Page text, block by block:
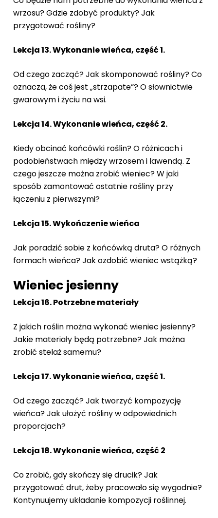
wrzosu? Gdzie zdobyć produkty? Jak
przygotować rośliny?
Lekcja 13. Wykonanie wieńca, część 1.
Od czego zacząć? Jak skomponować rośliny? Co
oznacza, że coś jest „strzapate”? O słownictwie
gwarowym i życiu na wsi.
Lekcja 14. Wykonanie wieńca, część 2.
Kiedy obcinać końcówki roślin? O różnicach i
podobieństwach między wrzosem i lawendą. Z
czego jeszcze można zrobić wieniec? W jaki
sposób zamontować ostatnie rośliny przy
łączeniu z pierwszymi?
Lekcja 15. Wykończenie wieńca
Jak poradzić sobie z końcówką druta? O różnych
formach wieńca? Jak ozdobić wieniec wstążką?
Wieniec jesienny
Lekcja 16. Potrzebne materiały
Z jakich roślin można wykonać wieniec jesienny?
Jakie materiały będą potrzebne? Jak można
zrobić stelaż samemu?
Lekcja 17. Wykonanie wieńca, część 1.
Od czego zacząć? Jak tworzyć kompozycję
wieńca? Jak ułożyć rośliny w odpowiednich
proporcjach?
Lekcja 18. Wykonanie wieńca, część 2
Co zrobić, gdy skończy się drucik? Jak
przygotować drut, żeby pracowało się wygodnie?
Kontynuujemy układanie kompozycji roślinnej.